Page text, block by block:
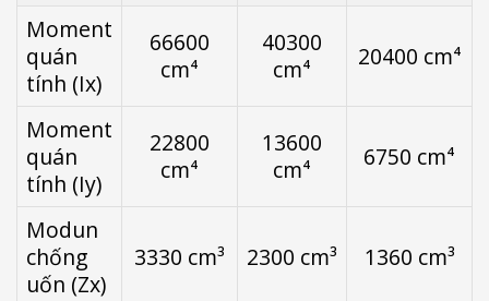
Moment
quán
tính (Ix)
66600
cm⁴
40300
cm⁴
20400 cm⁴
Moment
quán
tính (Iy)
22800
cm⁴
13600
cm⁴
6750 cm⁴
Modun
chống
uốn (Zx)
3330 cm³ 2300 cm³ 1360 cm³